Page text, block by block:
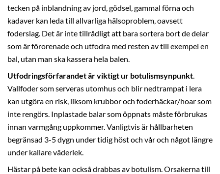
tecken på inblandning av jord, gödsel, gammal förna och
kadaver kan leda till allvarliga hälsoproblem, oavsett
foderslag. Det är inte tillrådligt att bara sortera bort de delar
som är förorenade och utfodra med resten av till exempel en
bal, utan man ska kassera hela balen.
Utfodringsförfarandet är viktigt ur botulismsynpunkt.
Vallfoder som serveras utomhus och blir nedtrampat i lera
kan utgöra en risk, liksom krubbor och foderhäckar/hoar som
inte rengörs. Inplastade balar som öppnats måste förbrukas
innan varmgång uppkommer. Vanligtvis är hållbarheten
begränsad 3-5 dygn under tidig höst och vår och något längre
under kallare väderlek.
Hästar på bete kan också drabbas av botulism. Orsakerna till